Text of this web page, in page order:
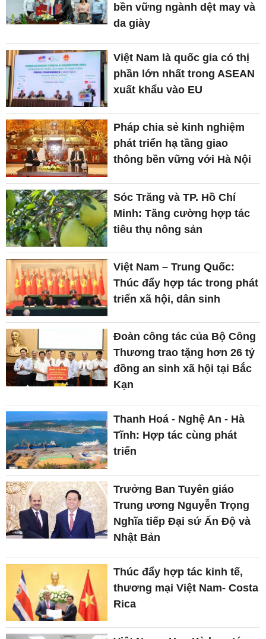
bền vững ngành dệt may và
da giày
Việt Nam là quốc gia có thị
phần lớn nhất trong ASEAN
xuất khẩu vào EU
Pháp chia sẻ kinh nghiệm
phát triển hạ tầng giao
thông bền vững với Hà Nội
Sóc Trăng và TP. Hồ Chí
Minh: Tăng cường hợp tác
tiêu thụ nông sản
Việt Nam – Trung Quốc:
Thúc đẩy hợp tác trong phát
triển xã hội, dân sinh
Đoàn công tác của Bộ Công
Thương trao tặng hơn 26 tỷ
đồng an sinh xã hội tại Bắc
Kạn
Thanh Hoá - Nghệ An - Hà
Tĩnh: Hợp tác cùng phát
triển
Trưởng Ban Tuyên giáo
Trung ương Nguyễn Trọng
Nghĩa tiếp Đại sứ Ấn Độ và
Nhật Bản
Thúc đẩy hợp tác kinh tế,
thương mại Việt Nam- Costa
Rica